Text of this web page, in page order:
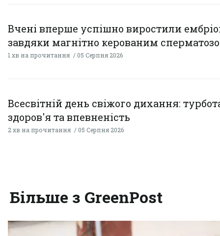
Вчені вперше успішно виростили
завдяки магнітно керованим
1 хв на прочитання 05 Серпня 2026
Всесвітній день свіжого дихання:
здоров'я та впевненість
2 хв на прочитання 05 Серпня 2026
Більше з GreenPost